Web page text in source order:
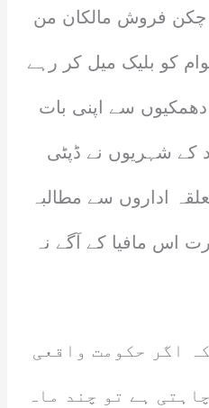
چکن فروش مالکان من
کو بلیک میل کر رہے
سے اپنی بات
کے شہریوں نے ڈپٹی
اداروں سے مطالبہ
اس مافیا کے آگے نہ
اگر حکومت واقعی
ہے تو چند ماہ